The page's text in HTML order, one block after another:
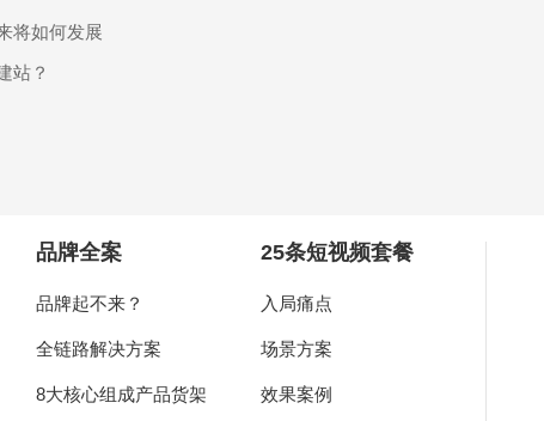
将如何发展
站？
品牌全案
品牌起不来？
全链路解决方案
8大核心组成产品货架
25条短视频套餐
入局痛点
场景方案
效果案例
咨询